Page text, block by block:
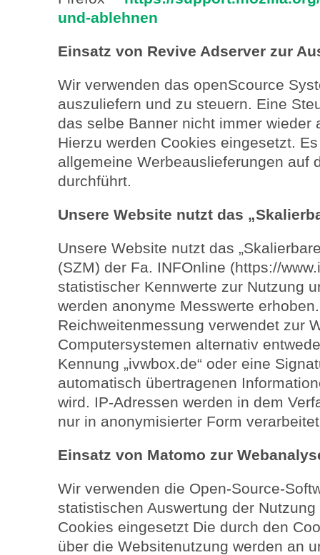
und-ablehnen
Einsatz von Revive Adserver zur
Wir verwenden das openScource
auszuliefern und zu steuern. Eine
das selbe Banner nicht immer wieder
Hierzu werden Cookies eingesetzt.
allgemeine Werbeauslieferungen auf
durchführt.
Unsere Website nutzt das
Unsere Website nutzt das
(SZM) der Fa. INFOnline (https://
statistischer Kennwerte zur Nutzung
werden anonyme Messwerte
Reichweitenmessung verwendet zur
Computersystemen alternativ
Kennung „ivwbox.de“ oder eine
automatisch übertragenen
wird. IP-Adressen werden in dem
nur in anonymisierter Form
Einsatz von Matomo zur
Wir verwenden die Open-Source-
statistischen Auswertung der
Cookies eingesetzt Die durch den
über die Websitenutzung werden an